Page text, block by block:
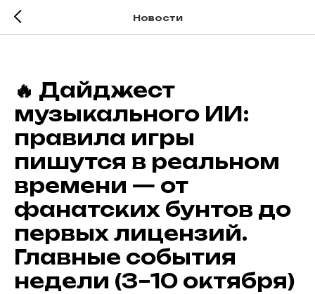
Новости
🔥 Дайджест
музыкального ИИ:
правила игры
пишутся в реальном
времени — от
фанатских бунтов до
первых лицензий.
Главные события
недели (3–10 октября)